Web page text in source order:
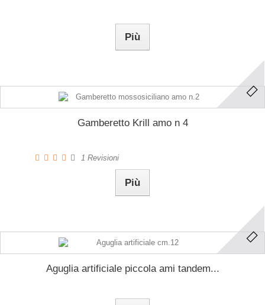
Più
Gamberetto Krill amo n 4
1 Revisioni
Più
Aguglia artificiale piccola ami tandem...